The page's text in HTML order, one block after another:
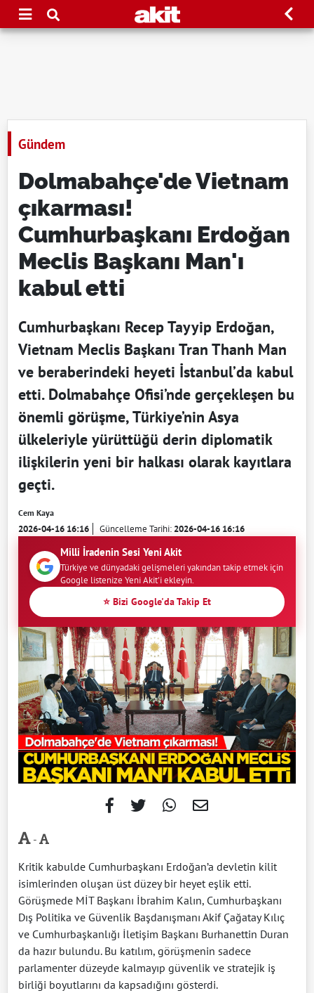
Gündem
Dolmabahçe'de Vietnam
çıkarması!
Cumhurbaşkanı Erdoğan
Meclis Başkanı Man'ı
kabul etti
Cumhurbaşkanı Recep Tayyip Erdoğan,
Vietnam Meclis Başkanı Tran Thanh Man
ve beraberindeki heyeti İstanbul’da kabul
etti. Dolmabahçe Ofisi’nde gerçekleşen bu
önemli görüşme, Türkiye’nin Asya
ülkeleriyle yürüttüğü derin diplomatik
ilişkilerin yeni bir halkası olarak kayıtlara
geçti.
Cem Kaya
2026-04-16 16:16 Güncelleme Tarihi:2026-04-16 16:16
Milli İradenin Sesi Yeni Akit
Türkiye ve dünyadaki gelişmeleri yakından takip etmek için
Google listenize Yeni Akit'i ekleyin.
⭐ Bizi Google'da Takip Et
-
Kritik kabulde Cumhurbaşkanı Erdoğan’a devletin kilit
isimlerinden oluşan üst düzey bir heyet eşlik etti.
Görüşmede MİT Başkanı İbrahim Kalın, Cumhurbaşkanı
Dış Politika ve Güvenlik Başdanışmanı Akif Çağatay Kılıç
ve Cumhurbaşkanlığı İletişim Başkanı Burhanettin Duran
da hazır bulundu. Bu katılım, görüşmenin sadece
parlamenter düzeyde kalmayıp güvenlik ve stratejik iş
birliği boyutlarını da kapsadığını gösterdi.